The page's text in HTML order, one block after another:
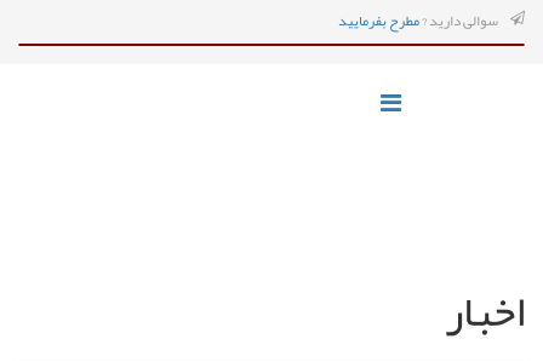
سوالی دارید ?مطرح بفرمایید
اخبار